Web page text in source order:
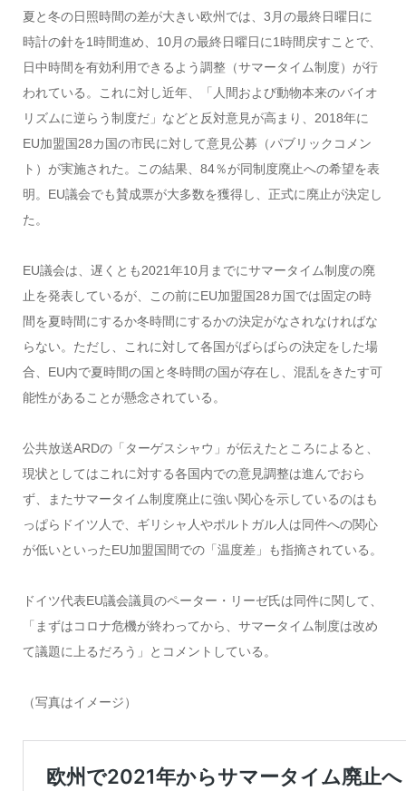
夏と冬の日照時間の差が大きい欧州では、3月の最終日曜日に
時計の針を1時間進め、10月の最終日曜日に1時間戻すことで、
日中時間を有効利用できるよう調整（サマータイム制度）が行
われている。これに対し近年、「人間および動物本来のバイオ
リズムに逆らう制度だ」などと反対意見が高まり、2018年に
EU加盟国28カ国の市民に対して意見公募（パブリックコメン
ト）が実施された。この結果、84％が同制度廃止への希望を表
明。EU議会でも賛成票が大多数を獲得し、正式に廃止が決定し
た。
EU議会は、遅くとも2021年10月までにサマータイム制度の廃
止を発表しているが、この前にEU加盟国28カ国では固定の時
間を夏時間にするか冬時間にするかの決定がなされなければな
らない。ただし、これに対して各国がばらばらの決定をした場
合、EU内で夏時間の国と冬時間の国が存在し、混乱をきたす可
能性があることが懸念されている。
公共放送ARDの「ターゲスシャウ」が伝えたところによると、
現状としてはこれに対する各国内での意見調整は進んでおら
ず、またサマータイム制度廃止に強い関心を示しているのはも
っぱらドイツ人で、ギリシャ人やポルトガル人は同件への関心
が低いといったEU加盟国間での「温度差」も指摘されている。
ドイツ代表EU議会議員のペーター・リーゼ氏は同件に関して、
「まずはコロナ危機が終わってから、サマータイム制度は改め
て議題に上るだろう」とコメントしている。
（写真はイメージ）